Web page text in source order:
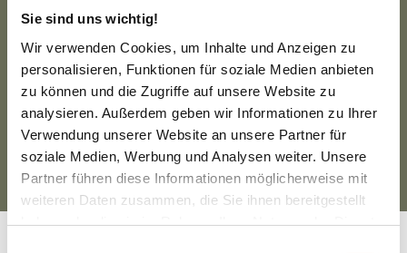
Sie sind uns wichtig!
Wir verwenden Cookies, um Inhalte und Anzeigen zu
personalisieren, Funktionen für soziale Medien anbieten
zu können und die Zugriffe auf unsere Website zu
analysieren. Außerdem geben wir Informationen zu Ihrer
Verwendung unserer Website an unsere Partner für
soziale Medien, Werbung und Analysen weiter. Unsere
Partner führen diese Informationen möglicherweise mit
weiteren Daten zusammen, die Sie ihnen bereitgestellt
haben oder die sie im Rahmen Ihrer Nutzung der Dienste
https://lnkd.in/ddKtk2ic
Haben Sie schon einen Favoriten? Wir freuen uns auf
Ihren Kommentar.